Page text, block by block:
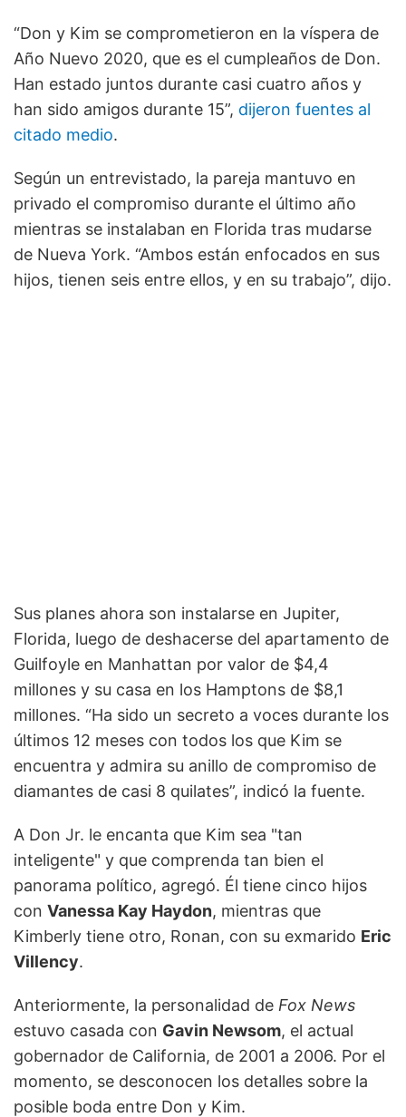
“Don y Kim se comprometieron en la víspera de
Año Nuevo 2020, que es el cumpleaños de Don.
Han estado juntos durante casi cuatro años y
han sido amigos durante 15”, dijeron fuentes al
citado medio.
Según un entrevistado, la pareja mantuvo en
privado el compromiso durante el último año
mientras se instalaban en Florida tras mudarse
de Nueva York. “Ambos están enfocados en sus
hijos, tienen seis entre ellos, y en su trabajo”, dijo.
Sus planes ahora son instalarse en Jupiter,
Florida, luego de deshacerse del apartamento de
Guilfoyle en Manhattan por valor de $4,4
millones y su casa en los Hamptons de $8,1
millones. “Ha sido un secreto a voces durante los
últimos 12 meses con todos los que Kim se
encuentra y admira su anillo de compromiso de
diamantes de casi 8 quilates”, indicó la fuente.
A Don Jr. le encanta que Kim sea "tan
inteligente" y que comprenda tan bien el
panorama político, agregó. Él tiene cinco hijos
con Vanessa Kay Haydon, mientras que
Kimberly tiene otro, Ronan, con su exmarido Eric
Villency.
Anteriormente, la personalidad de Fox News
estuvo casada con Gavin Newsom, el actual
gobernador de California, de 2001 a 2006. Por el
momento, se desconocen los detalles sobre la
posible boda entre Don y Kim.